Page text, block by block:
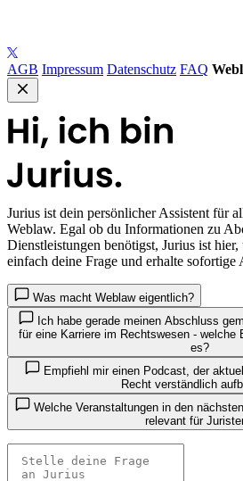
AGB Impressum Datenschutz FAQ
Jurius ist dein persönlicher Assistent für
Weblaw. Egal ob du Informationen zu
Dienstleistungen benötigst, Jurius ist
einfach deine Frage und erhalte sofortige
Was macht Weblaw eigentlich?
Ich habe gerade meinen Abschluss gemacht und interessiere mich
für eine Karriere im Rechtswesen - welche
es?
Empfiehl mir einen Podcast, der aktuelle Entwicklungen in KI im
Recht verständlich
relevant für